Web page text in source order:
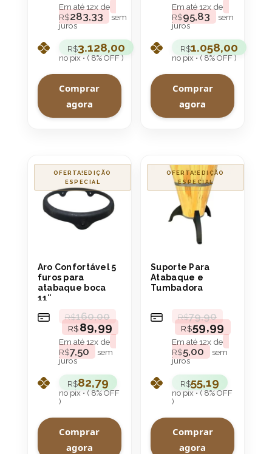
Em até12x de
R$283,33
sem
juros
R$3.128,00
no pix • ( 8% OFF )
Comprar
agora
Em até12x de
R$95,83
sem
juros
R$1.058,00
no pix • ( 8% OFF )
Comprar
agora
OFERTA!
Aro Confortável 5
furos para
atabaque boca
11″
R$160,00
R$89,99
Em até12x de
R$7,50
sem
juros
R$82,79
no pix • ( 8% OFF
)
Comprar
agora
OFERTA!
Suporte Para
Atabaque e
Tumbadora
R$79,90
R$59,99
Em até12x de
R$5,00
sem
juros
R$55,19
no pix • ( 8% OFF
)
Comprar
agora